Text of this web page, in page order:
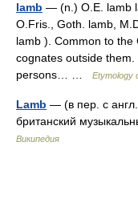
lamb — (n.) O.E. lamb
O.Fris., Goth. lamb,
lamb ). Common to the
cognates outside
persons… …
Etymology
Lamb — (в пер. с
британский
Википедия